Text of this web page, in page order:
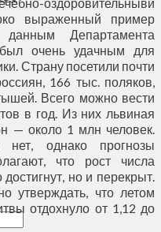
выраженный пример
Департамента
очень удачным для
Страну посетили почти
166 тыс. поляков,
Всего можно вести
в год. Из них львиная
— около 1 млн человек.
однако прогнозы
что рост числа
но и перекрыт.
утверждать, что летом
отдохнуло от 1,12 до